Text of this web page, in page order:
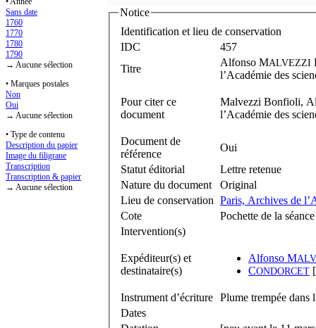
Sans date
1760
1770
1780
1790
→ Aucune sélection
• Marques postales
Non
Oui
→ Aucune sélection
• Type de contenu
Description du papier
Image du filigrane
Transcription
Transcription & papier
→ Aucune sélection
Notice
Identification et lieu de conservation
IDC
457
Titre
Alfonso MALVEZZI
l’Académie des
Pour citer ce
document
Malvezzi Bonfioli,
l’Académie des
Document de
référence
Oui
Statut éditorial
Lettre retenue
Nature du document
Original
Lieu de conservation Paris, Archives de
Cote
Pochette de la
Intervention(s)
Expéditeur(s) et
destinataire(s)
Alfonso M
CONDORCET
Instrument d’écriture Plume trempée dans
Dates